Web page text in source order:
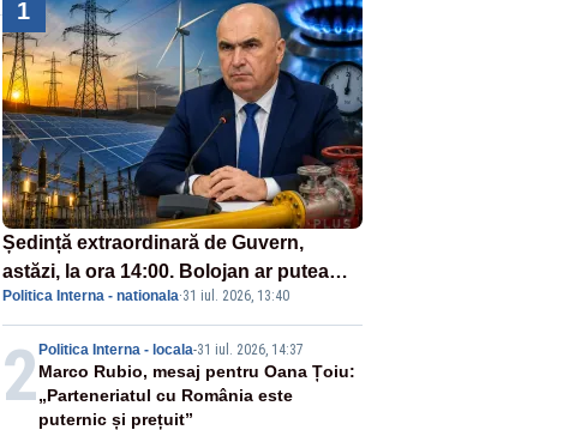
1
Ședință extraordinară de Guvern,
astăzi, la ora 14:00. Bolojan ar putea
decreta stare de urgență energetică
Politica Interna - nationala·31 iul. 2026, 13:40
2Politica Interna - locala-31 iul. 2026, 14:37
Marco Rubio, mesaj pentru Oana Țoiu:
„Parteneriatul cu România este
puternic și prețuit”